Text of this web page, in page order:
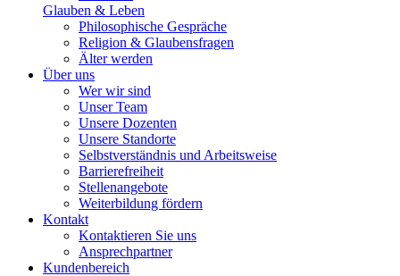
Glauben & Leben
Philosophische Gespräche
Religion & Glaubensfragen
Älter werden
Über uns
Wer wir sind
Unser Team
Unsere Dozenten
Unsere Standorte
Selbstverständnis und Arbeitsweise
Barrierefreiheit
Stellenangebote
Weiterbildung fördern
Kontakt
Kontaktieren Sie uns
Ansprechpartner
Kundenbereich